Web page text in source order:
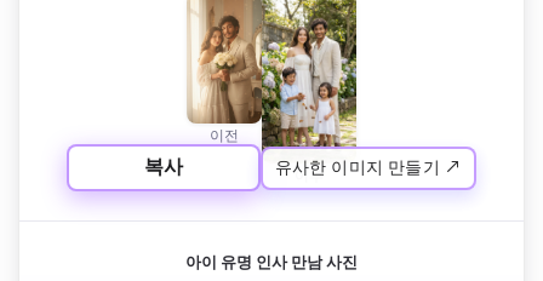
진작가가 촬영한 진정한 가족처럼 보인다.
이전
이후
복사 유사한 이미지 만들기 ↗
아이 유명 인사 만남 사진